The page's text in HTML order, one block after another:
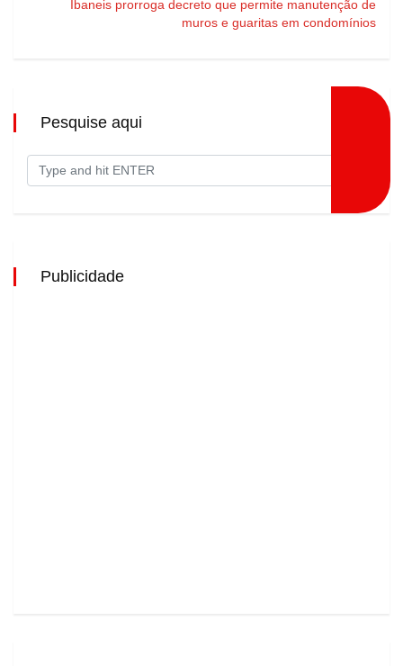
Ibaneis prorroga decreto que permite manutenção de
muros e guaritas em condomínios
Pesquise aqui
Publicidade